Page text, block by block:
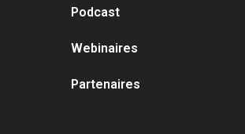
Podcast
Webinaires
Partenaires